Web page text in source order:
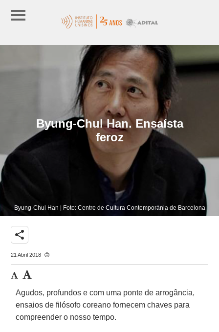
Byung-Chul Han. Ensaísta
feroz
Byung-Chul Han | Foto: Centre de Cultura Contemporània de Barcelona
share
21 Abril 2018
Agudos, profundos e com uma ponte de arrogância,
ensaios de filósofo coreano fornecem chaves para
compreender o nosso tempo.